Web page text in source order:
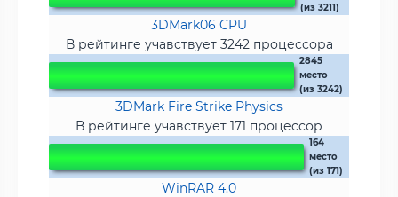
(из 3211)
3DMark06 CPU
В рейтинге учавствует 3242 процессора
2845
место
(из 3242)
3DMark Fire Strike Physics
В рейтинге учавствует 171 процессор
164
место
(из 171)
WinRAR 4.0